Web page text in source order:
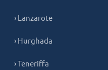
› Lanzarote
› Hurghada
› Teneriffa